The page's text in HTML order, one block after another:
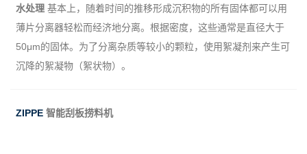
水处理 基本上，随着时间的推移形成沉积物的所有固体都可以用
薄片分离器轻松而经济地分离。根据密度，这些通常是直径大于
50μm的固体。为了分离杂质等较小的颗粒，使用絮凝剂来产生可
沉降的絮凝物（絮状物）。
ZIPPE 智能刮板捞料机